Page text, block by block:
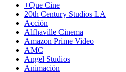
+Que Cine
20th Century Studios LA
Acción
Alfhaville Cinema
Amazon Prime Video
AMC
Angel Studios
Animación